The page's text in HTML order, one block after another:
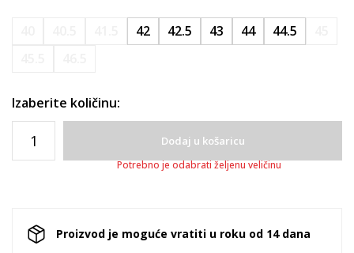
42 42.5 43 44 44.5
Izaberite količinu:
Dodaj u košaricu
Potrebno je odabrati željenu veličinu
Proizvod je moguće vratiti u roku od 14 dana